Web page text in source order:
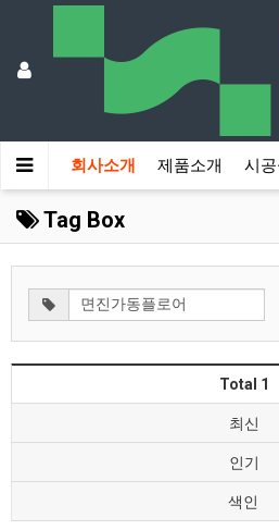
회사소개 제품소개 시
Tag Box
Total 1
최신
인기
색인